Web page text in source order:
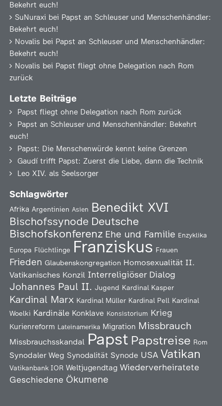
Bekehrt euch!
SuNuraxi bei Papst an Schleuser und Menschenhändler:
Bekehrt euch!
Novalis bei Papst an Schleuser und Menschenhändler:
Bekehrt euch!
Novalis bei Papst fliegt ohne Delegation nach Rom
zurück
Letzte Beiträge
Papst fliegt ohne Delegation nach Rom zurück
Papst an Schleuser und Menschenhändler: Bekehrt
euch!
Papst: Die Menschenwürde kennt keine Grenzen
Gaudí trifft Papst: Zuerst die Liebe, dann die Technik
Leo XIV. als Seelsorger
Schlagwörter
Afrika Argentinien Asien Benedikt XVI
Bischofssynode Deutsche
Bischofskonferenz Ehe und Familie Enzyklika
Europa Flüchtlinge Franziskus Frauen
Frieden Glaubenskongregation Homosexualität II.
Vatikanisches Konzil Interreligiöser Dialog
Johannes Paul II. Jugend Kardinal Kasper
Kardinal Marx Kardinal Müller Kardinal Pell Kardinal
Woelki Kardinäle Konklave Konsistorium Krieg
Kurienreform Lateinamerika Migration Missbrauch
Missbrauchsskandal Papst Papstreise Rom
Synodaler Weg Synodalität Synode USA Vatikan
Vatikanbank IOR Weltjugendtag Wiederverheiratete
Geschiedene Ökumene